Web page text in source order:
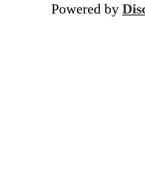
Powered by